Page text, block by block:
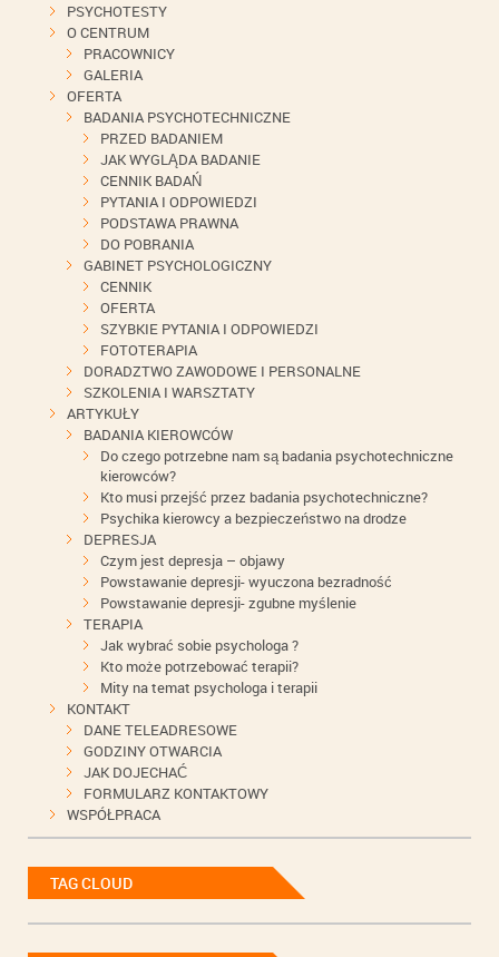
PSYCHOTESTY
O CENTRUM
PRACOWNICY
GALERIA
OFERTA
BADANIA PSYCHOTECHNICZNE
PRZED BADANIEM
JAK WYGLĄDA BADANIE
CENNIK BADAŃ
PYTANIA I ODPOWIEDZI
PODSTAWA PRAWNA
DO POBRANIA
GABINET PSYCHOLOGICZNY
CENNIK
OFERTA
SZYBKIE PYTANIA I ODPOWIEDZI
FOTOTERAPIA
DORADZTWO ZAWODOWE I PERSONALNE
SZKOLENIA I WARSZTATY
ARTYKUŁY
BADANIA KIEROWCÓW
Do czego potrzebne nam są badania psychotechniczne
kierowców?
Kto musi przejść przez badania psychotechniczne?
Psychika kierowcy a bezpieczeństwo na drodze
DEPRESJA
Czym jest depresja – objawy
Powstawanie depresji- wyuczona bezradność
Powstawanie depresji- zgubne myślenie
TERAPIA
Jak wybrać sobie psychologa ?
Kto może potrzebować terapii?
Mity na temat psychologa i terapii
KONTAKT
DANE TELEADRESOWE
GODZINY OTWARCIA
JAK DOJECHAĆ
FORMULARZ KONTAKTOWY
WSPÓŁPRACA
TAG CLOUD